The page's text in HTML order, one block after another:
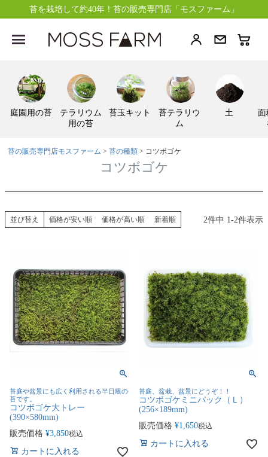
苔を栽培して約40年！苔の販売専門店「モスファーム」
庭園用の苔
テラリウム
用の苔
苔玉キット
苔テラリウ
ム
土
苔の販売専門店モスファーム 苔の種類 コツボゴケ
コツボゴケ
並び替え 価格が安い順 価格が高い順 新着順 2件中 1 -2件表示
苔庭や盆景にも広く利用される半日蔭の
苔です。
コツボゴケ大トレー
(390×580mm)
販売価格 ¥3,850税込
カートに入れる
苔庭、盆栽、盆景にどうぞ！！
コツボゴケミニパック（Ｌ）
(256×189mm)
販売価格 ¥1,650税込
カートに入れる